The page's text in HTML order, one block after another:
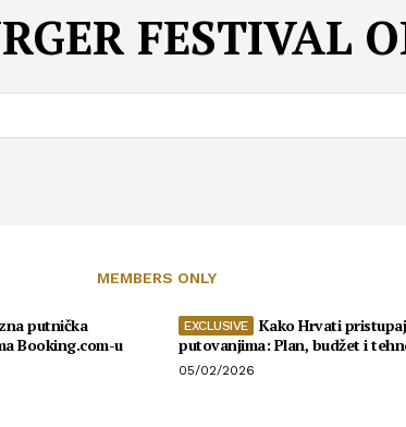
FESTIVAL
MEMBERS ONLY
putnička
Booking.com-u
Kako Hrvati
putovanjima: Plan, budžet i
05/02/2026